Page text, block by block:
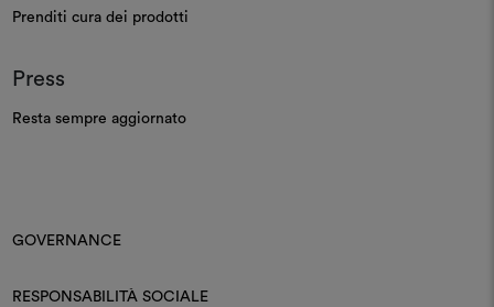
Prenditi cura dei prodotti
Press
Resta sempre aggiornato
GOVERNANCE
RESPONSABILITÀ SOCIALE